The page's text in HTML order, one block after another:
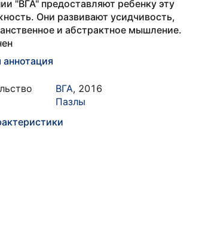
"ВГА" предоставляют ребенку эту
Они развивают усидчивость,
и абстрактное мышление.
ВГА, 2016
Пазлы